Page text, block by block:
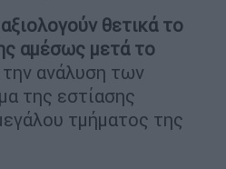
θετικά το
αμέσως μετά το
ανάλυση των
της εστίασης
τμήματος της